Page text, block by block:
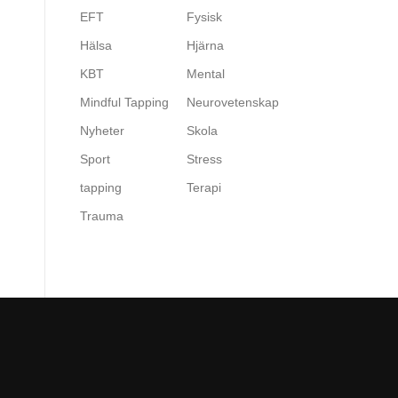
EFT
Fysisk
Hälsa
Hjärna
KBT
Mental
Mindful Tapping
Neurovetenskap
Nyheter
Skola
Sport
Stress
tapping
Terapi
Trauma